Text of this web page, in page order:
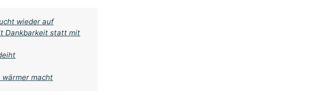
wieder auf
Dankbarkeit statt mit
wärmer macht